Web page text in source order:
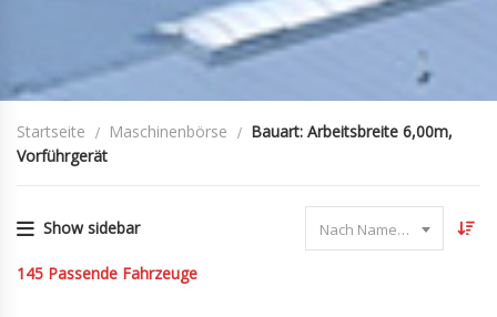
Startseite Maschinenbörse
Bauart: Arbeitsbreite 6,00m,
Vorführgerät
Show sidebar Nach Name sortieren
145 Passende Fahrzeuge